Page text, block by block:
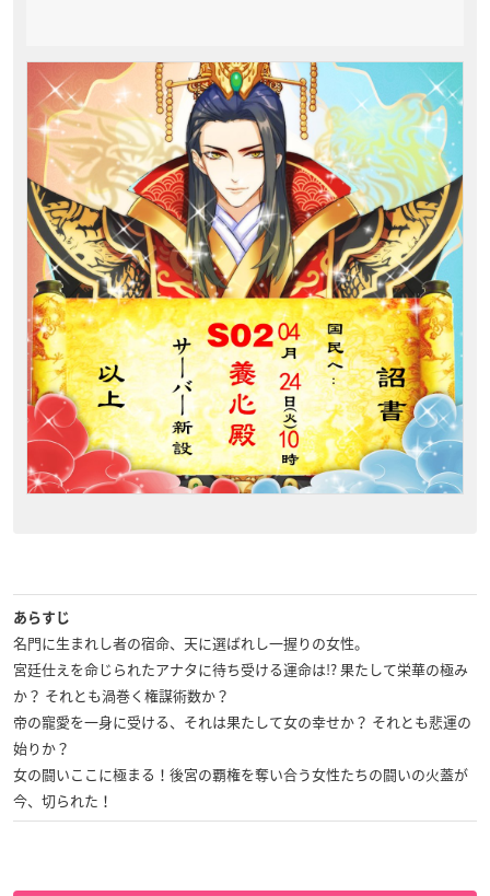
あらすじ
名門に生まれし者の宿命、天に選ばれし一握りの女性。
宮廷仕えを命じられたアナタに待ち受ける運命は!? 果たして栄華の極み
か？ それとも渦巻く権謀術数か？
帝の寵愛を一身に受ける、それは果たして女の幸せか？ それとも悲運の
始りか？
女の闘いここに極まる！後宮の覇権を奪い合う女性たちの闘いの火蓋が
今、切られた！